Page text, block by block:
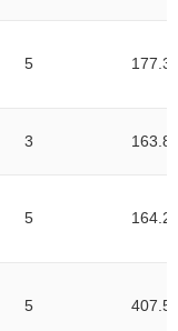
5
3
5
5